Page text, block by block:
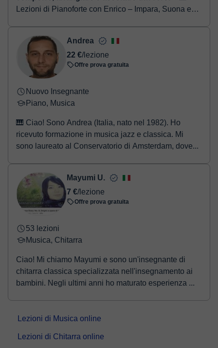
Lezioni di Pianoforte con Enrico – Impara, Suona e
Andrea
22 €/lezione
Offre prova gratuita
Nuovo Insegnante
Piano, Musica
🎹 Ciao! Sono Andrea (Italia, nato nel 1982). Ho
ricevuto formazione in musica jazz e classica. Mi
sono laureato al Conservatorio di Amsterdam, dove...
Mayumi U.
7 €/lezione
Offre prova gratuita
53 lezioni
Musica, Chitarra
Ciao! Mi chiamo Mayumi e sono un'insegnante di
chitarra classica specializzata nell'insegnamento ai
bambini. Negli ultimi anni ho maturato esperienza ...
Lezioni di Musica online
Lezioni di Chitarra online